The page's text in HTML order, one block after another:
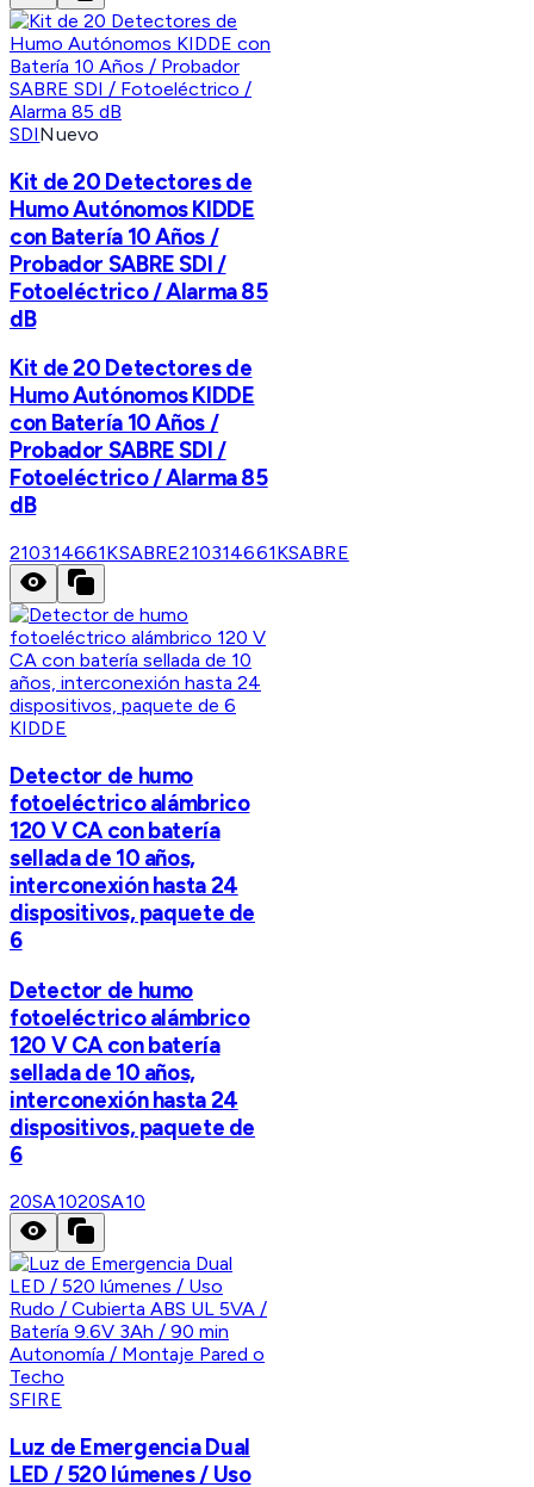
SDINuevo
Kit de 20 Detectores de
Humo Autónomos KIDDE
con Batería 10 Años /
Probador SABRE SDI /
Fotoeléctrico / Alarma 85
dB
Kit de 20 Detectores de
Humo Autónomos KIDDE
con Batería 10 Años /
Probador SABRE SDI /
Fotoeléctrico / Alarma 85
dB
210314661KSABRE210314661KSABRE
KIDDE
Detector de humo
fotoeléctrico alámbrico
120 V CA con batería
sellada de 10 años,
interconexión hasta 24
dispositivos, paquete de
6
Detector de humo
fotoeléctrico alámbrico
120 V CA con batería
sellada de 10 años,
interconexión hasta 24
dispositivos, paquete de
6
20SA1020SA10
SFIRE
Luz de Emergencia Dual
LED / 520 lúmenes / Uso